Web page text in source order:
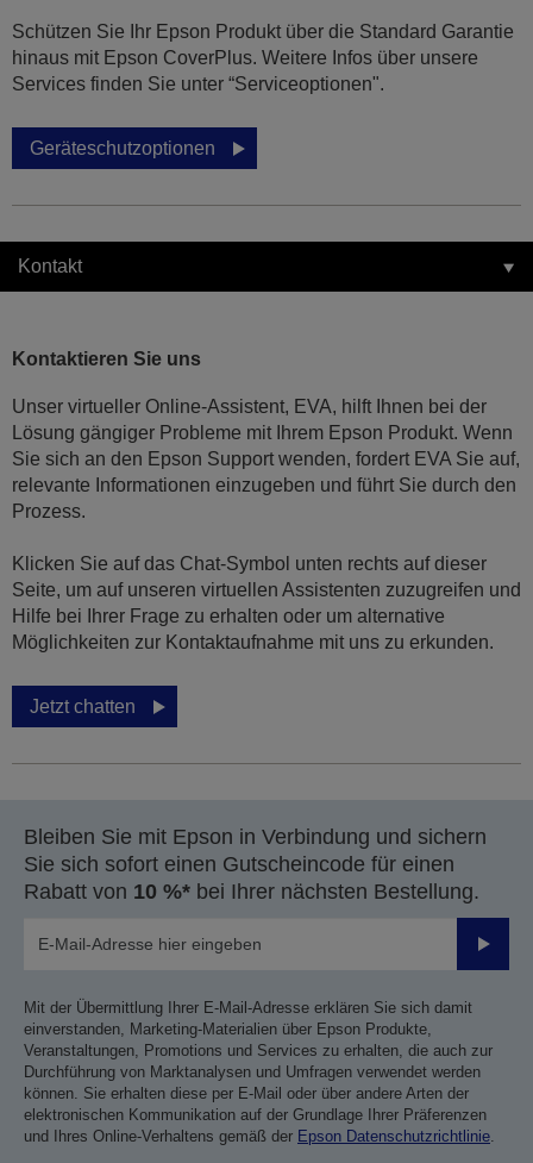
Schützen Sie Ihr Epson Produkt über die Standard Garantie
hinaus mit Epson CoverPlus. Weitere Infos über unsere
Services finden Sie unter “Serviceoptionen".
Geräteschutzoptionen
Kontakt
Kontaktieren Sie uns
Unser virtueller Online-Assistent, EVA, hilft Ihnen bei der
Lösung gängiger Probleme mit Ihrem Epson Produkt. Wenn
Sie sich an den Epson Support wenden, fordert EVA Sie auf,
relevante Informationen einzugeben und führt Sie durch den
Prozess.
Klicken Sie auf das Chat-Symbol unten rechts auf dieser
Seite, um auf unseren virtuellen Assistenten zuzugreifen und
Hilfe bei Ihrer Frage zu erhalten oder um alternative
Möglichkeiten zur Kontaktaufnahme mit uns zu erkunden.
Jetzt chatten
Bleiben Sie mit Epson in Verbindung und sichern
Sie sich sofort einen Gutscheincode für einen
Rabatt von 10 %* bei Ihrer nächsten Bestellung.
Mit der Übermittlung Ihrer E-Mail-Adresse erklären Sie sich damit
einverstanden, Marketing-Materialien über Epson Produkte,
Veranstaltungen, Promotions und Services zu erhalten, die auch zur
Durchführung von Marktanalysen und Umfragen verwendet werden
können. Sie erhalten diese per E-Mail oder über andere Arten der
elektronischen Kommunikation auf der Grundlage Ihrer Präferenzen
und Ihres Online-Verhaltens gemäß der Epson Datenschutzrichtlinie.